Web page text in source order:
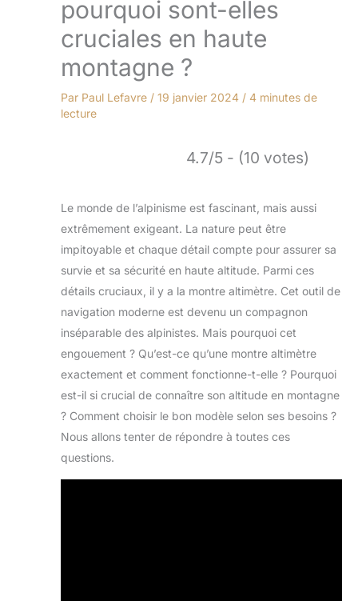
pourquoi sont-elles
cruciales en haute
montagne ?
Par Paul Lefavre / 19 janvier 2024 / 4 minutes de
lecture
4.7/5 - (10 votes)
Le monde de l’alpinisme est fascinant, mais aussi
extrêmement exigeant. La nature peut être
impitoyable et chaque détail compte pour assurer sa
survie et sa sécurité en haute altitude. Parmi ces
détails cruciaux, il y a la montre altimètre. Cet outil de
navigation moderne est devenu un compagnon
inséparable des alpinistes. Mais pourquoi cet
engouement ? Qu’est-ce qu’une montre altimètre
exactement et comment fonctionne-t-elle ? Pourquoi
est-il si crucial de connaître son altitude en montagne
? Comment choisir le bon modèle selon ses besoins ?
Nous allons tenter de répondre à toutes ces
questions.